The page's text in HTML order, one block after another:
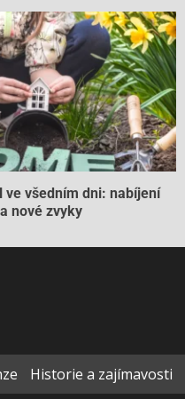
ve všedním dni: nabíjení
nové zvyky
Historie a zajímavosti